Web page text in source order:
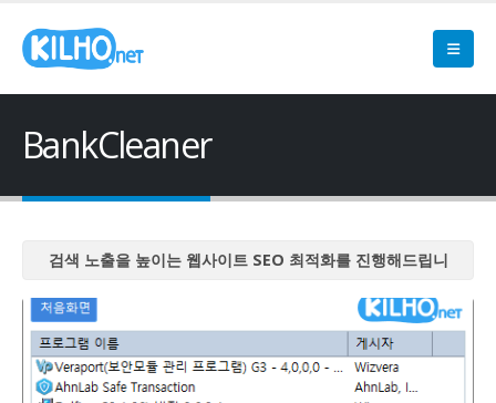
BankCleaner
검색 노출을 높이는 웹사이트 SEO 최적화를 진행해드립니
검색 노출을 높이는 웹사이트 SEO 최적화를 진행해드립니
검색 노출을 높이는 웹사이트 SEO 최적화를 진행해드립니